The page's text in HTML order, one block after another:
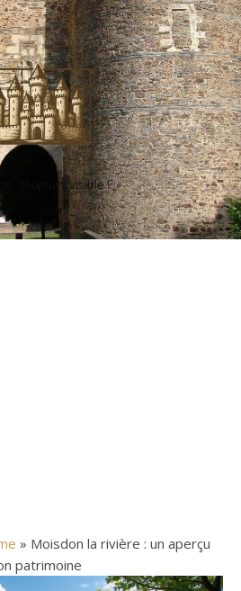
: toujours visible !
» Moisdon la rivière : un aperçu
patrimoine